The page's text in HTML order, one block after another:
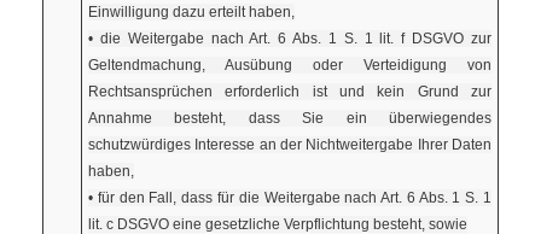
Einwilligung dazu erteilt haben,
• die Weitergabe nach Art. 6 Abs. 1 S. 1 lit. f DSGVO zur
Geltendmachung, Ausübung oder Verteidigung von
Rechtsansprüchen erforderlich ist und kein Grund zur
Annahme besteht, dass Sie ein überwiegendes
schutzwürdiges Interesse an der Nichtweitergabe Ihrer Daten
haben,
• für den Fall, dass für die Weitergabe nach Art. 6 Abs. 1 S. 1
lit. c DSGVO eine gesetzliche Verpflichtung besteht, sowie